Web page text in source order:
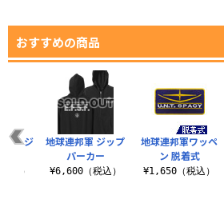
おすすめの商品
地球連邦軍ワッペ
ン 脱着式
¥1,650（税込）
1ジ
込）
地球連邦軍 ジップ
パーカー
¥6,600（税込）